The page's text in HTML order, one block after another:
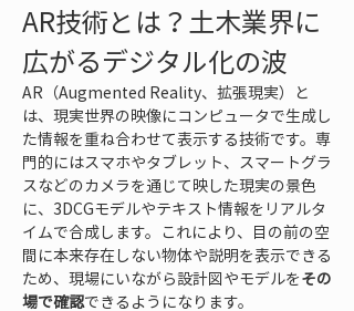
AR技術とは？土木業界に
広がるデジタル化の波
AR（Augmented Reality、拡張現実）と
は、現実世界の映像にコンピュータで生成し
た情報を重ね合わせて表示する技術です。専
門的にはスマホやタブレット、スマートグラ
スなどのカメラを通じて映した現実の景色
に、3DCGモデルやテキスト情報をリアルタ
イムで合成します。これにより、目の前の空
間に本来存在しない物体や説明を表示できる
ため、現場にいながら設計図やモデルをその
場で確認できるようになります。